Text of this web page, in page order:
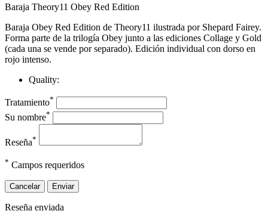
Baraja Theory11 Obey Red Edition
Baraja Obey Red Edition de Theory11 ilustrada por Shepard Fairey.
Forma parte de la trilogía Obey junto a las ediciones Collage y Gold
(cada una se vende por separado). Edición individual con dorso en
rojo intenso.
Quality:
Tratamiento*
Su nombre*
Reseña*
* Campos requeridos
Cancelar Enviar
Reseña enviada